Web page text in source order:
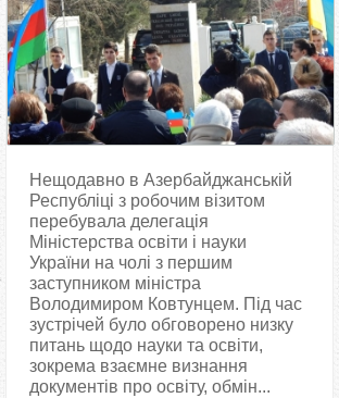
Нещодавно в Азербайджанській
Республіці з робочим візитом
перебувала делегація
Міністерства освіти і науки
України на чолі з першим
заступником міністра
Володимиром Ковтунцем. Під час
зустрічей було обговорено низку
питань щодо науки та освіти,
зокрема взаємне визнання
документів про освіту, обмін...